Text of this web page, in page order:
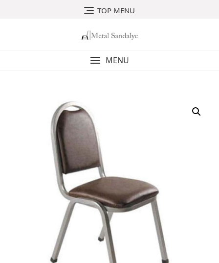
TOP MENU
MENU